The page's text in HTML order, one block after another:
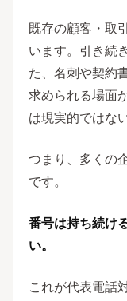
既存の顧客・取
います。引き続
た、名刺や契約
求められる場面
は現実的ではな
つまり、多くの
です。
番号は持ち続け
い。
これが代表電話